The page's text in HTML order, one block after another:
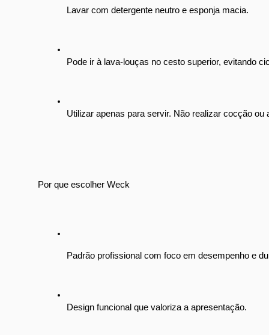
Lavar com detergente neutro e esponja macia.
Pode ir à lava-louças no cesto superior, evitando
Utilizar apenas para servir. Não realizar cocção ou
Por que escolher Weck
Padrão profissional com foco em desempenho e
Design funcional que valoriza a apresentação.